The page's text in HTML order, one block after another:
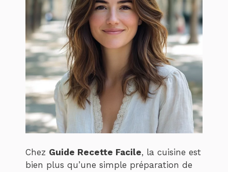
Chez Guide Recette Facile, la cuisine est
bien plus qu’une simple préparation de